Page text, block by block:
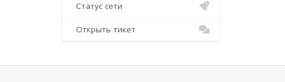
Статус сети
Открыть тикет